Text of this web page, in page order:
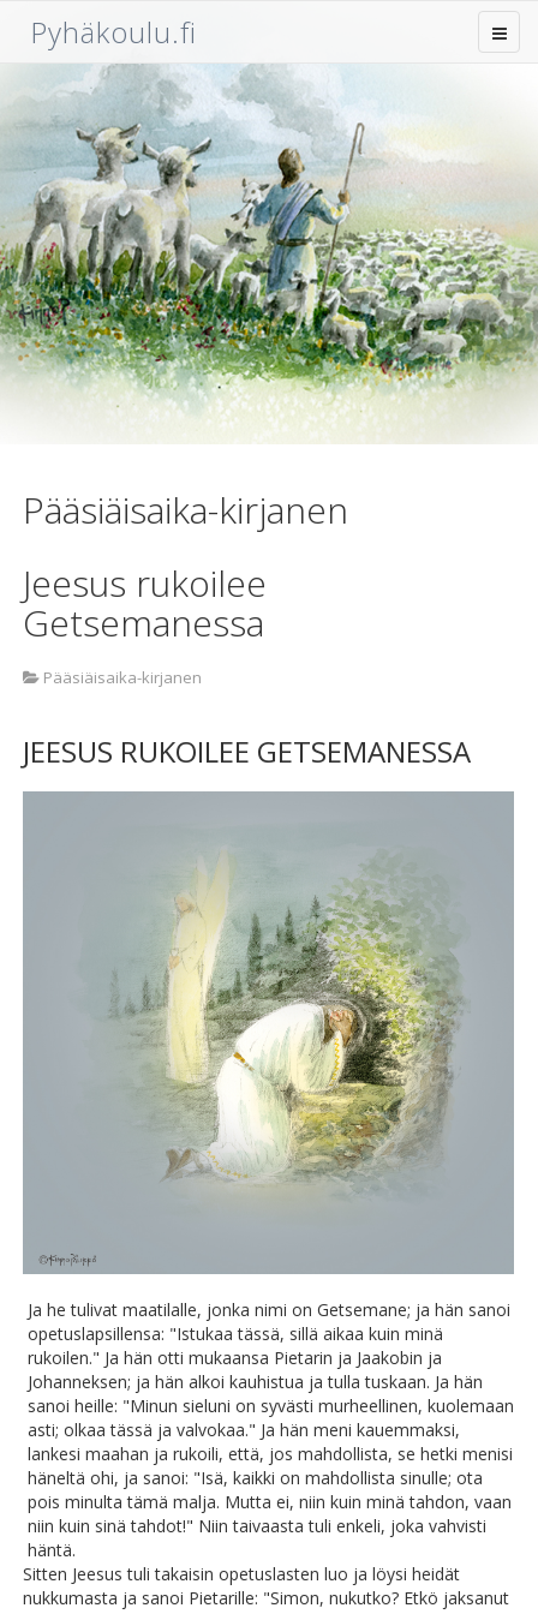
Pyhäkoulu.fi
Pääsiäisaika-kirjanen
Jeesus rukoilee
Getsemanessa
Pääsiäisaika-kirjanen
JEESUS RUKOILEE GETSEMANESSA
Ja he tulivat maatilalle, jonka nimi on Getsemane; ja hän sanoi
opetuslapsillensa: "Istukaa tässä, sillä aikaa kuin minä
rukoilen." Ja hän otti mukaansa Pietarin ja Jaakobin ja
Johanneksen; ja hän alkoi kauhistua ja tulla tuskaan. Ja hän
sanoi heille: "Minun sieluni on syvästi murheellinen, kuolemaan
asti; olkaa tässä ja valvokaa." Ja hän meni kauemmaksi,
lankesi maahan ja rukoili, että, jos mahdollista, se hetki menisi
häneltä ohi, ja sanoi: "Isä, kaikki on mahdollista sinulle; ota
pois minulta tämä malja. Mutta ei, niin kuin minä tahdon, vaan
niin kuin sinä tahdot!" Niin taivaasta tuli enkeli, joka vahvisti
häntä.
Sitten Jeesus tuli takaisin opetuslasten luo ja löysi heidät
nukkumasta ja sanoi Pietarille: "Simon, nukutko? Etkö jaksanut